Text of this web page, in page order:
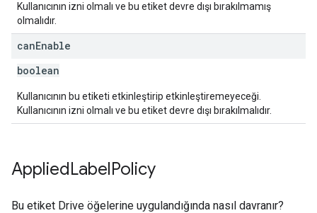
Kullanıcının izni olmalı ve bu etiket devre dışı bırakılmamış
olmalıdır.
canEnable
boolean
Kullanıcının bu etiketi etkinleştirip etkinleştiremeyeceği.
Kullanıcının izni olmalı ve bu etiket devre dışı bırakılmalıdır.
AppliedLabelPolicy
Bu etiket Drive öğelerine uygulandığında nasıl davranır?